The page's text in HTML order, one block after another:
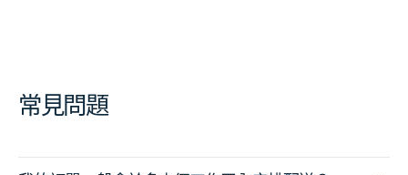
常見問題